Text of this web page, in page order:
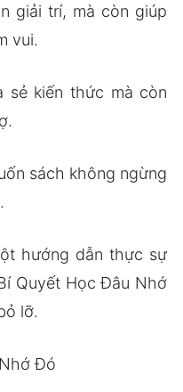
giải trí, mà còn giúp
vui.
sẻ kiến thức mà còn
sách không ngừng
hướng dẫn thực sự
Quyết Học Đâu Nhớ
lỡ.
Đó